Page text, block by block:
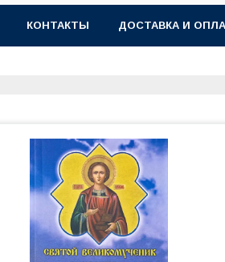
КОНТАКТЫ ДОСТАВКА И